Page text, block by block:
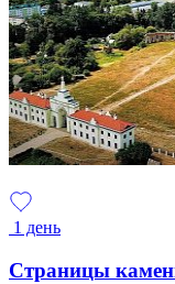
1 день
Страницы